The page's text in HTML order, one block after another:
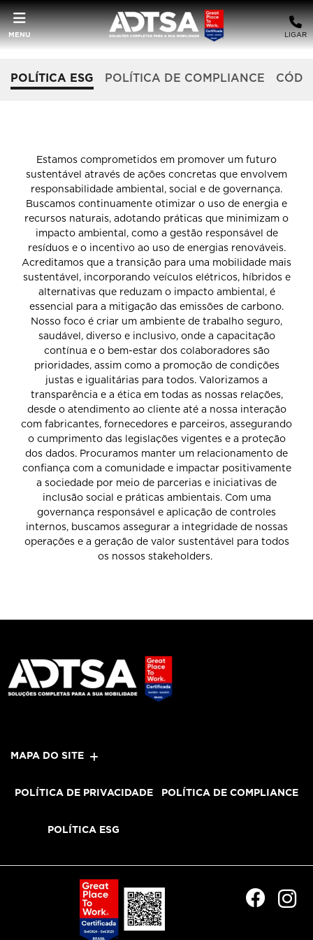
MENU LIGAR
POLÍTICA DE COMPLIANCE
POLÍTICA ESG
POLÍTICA ESG ADTSA
Estamos comprometidos em promover um futuro
sustentável através de ações concretas que envolvem
responsabilidade ambiental, social e de governança.
Buscamos continuamente otimizar o uso de energia e
recursos naturais, adotando práticas que minimizam o
impacto ambiental, como a gestão responsável de
resíduos e o incentivo ao uso de energias renováveis.
Acreditamos que a transição para uma mobilidade mais
sustentável, incorporando veículos elétricos, híbridos e
alternativas que reduzam o impacto ambiental, é
essencial para a mitigação das emissões de carbono.
Nosso foco é criar um ambiente de trabalho seguro,
saudável, diverso e inclusivo, onde a capacitação
contínua e o bem-estar dos colaboradores são
prioridades, assim como a promoção de condições
justas e igualitárias para todos. Valorizamos a
transparência e a ética em todas as nossas relações,
desde o atendimento ao cliente até a nossa interação
com fabricantes, fornecedores e parceiros, assegurando
o cumprimento das legislações vigentes e a proteção
dos dados. Procuramos manter um relacionamento de
confiança com a comunidade e impactar positivamente
a sociedade por meio de parcerias e iniciativas de
inclusão social e práticas ambientais. Com uma
governança responsável e aplicação de controles
internos, buscamos assegurar a integridade de nossas
operações e a geração de valor sustentável para todos
os nossos stakeholders.
MAPA DO SITE
POLÍTICA DE PRIVACIDADE POLÍTICA DE COMPLIANCE
POLÍTICA ESG